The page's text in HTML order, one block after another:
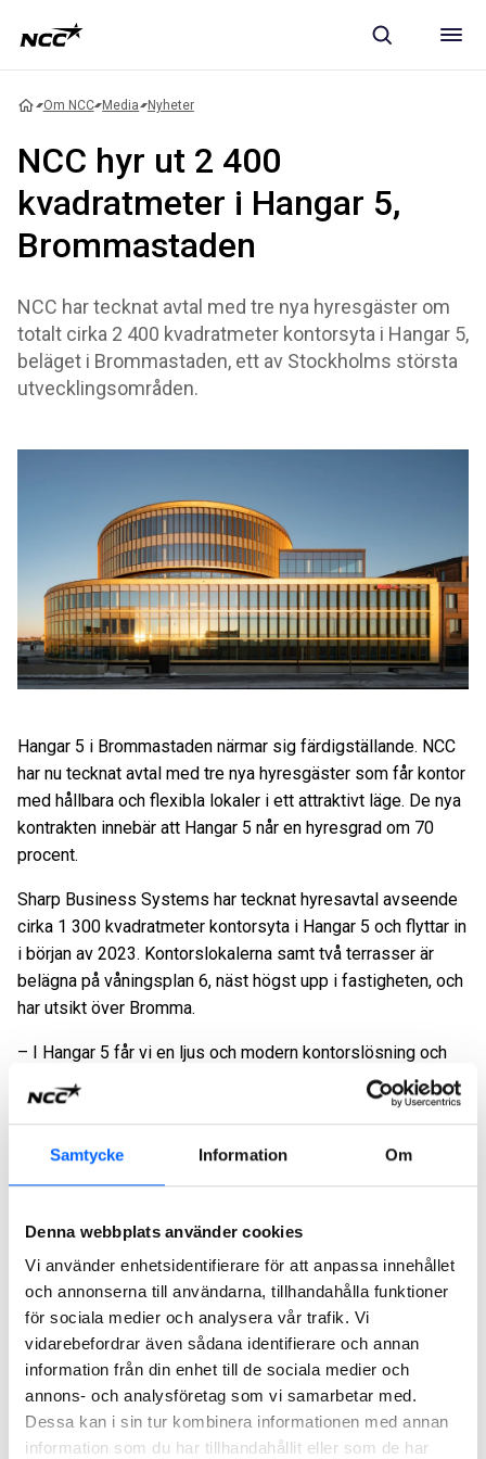
Samtycke Information Om
Denna webbplats använder cookies
Vi använder enhetsidentifierare för att anpassa innehållet
och annonserna till användarna, tillhandahålla funktioner
för sociala medier och analysera vår trafik. Vi
vidarebefordrar även sådana identifierare och annan
information från din enhet till de sociala medier och
annons- och analysföretag som vi samarbetar med.
Dessa kan i sin tur kombinera informationen med annan
information som du har tillhandahållit eller som de har
Om NCC Media Nyheter
NCC hyr ut 2 400
kvadratmeter i Hangar 5,
Brommastaden
NCC har tecknat avtal med tre nya hyresgäster om
totalt cirka 2 400 kvadratmeter kontorsyta i Hangar 5,
beläget i Brommastaden, ett av Stockholms största
utvecklingsområden.
Hangar 5 i Brommastaden närmar sig färdigställande. NCC
har nu tecknat avtal med tre nya hyresgäster som får kontor
med hållbara och flexibla lokaler i ett attraktivt läge. De nya
kontrakten innebär att Hangar 5 når en hyresgrad om 70
procent.
Sharp Business Systems har tecknat hyresavtal avseende
cirka 1 300 kvadratmeter kontorsyta i Hangar 5 och flyttar in
i början av 2023. Kontorslokalerna samt två terrasser är
belägna på våningsplan 6, näst högst upp i fastigheten, och
har utsikt över Bromma.
– I Hangar 5 får vi en ljus och modern kontorslösning och
en inspirerande arbetsmiljö som också speglar våra egna
tjänster inom IT och leveransen av den digitala
huvudkontor och här får vi tillgång till en växande och
attraktiv stadsmiljö med ett brett serviceutbud och utmärkta
XXL Sport & Vildmark har sedan tidigare ett av sina varuhus
i handelsområdet och etablerar nu kontor i Hangar 5.
Hyresavtalet avser cirka 700 kvadratmeter kontorsyta med
inflyttning i augusti 2022.
Även företaget Svenska Möten blir nya hyresgäster i
Hangar 5. De har tecknat hyresavtal på cirka 450
kvadratmeter kontorsyta och flyttar också in i augusti 2022.